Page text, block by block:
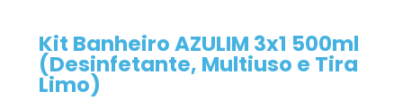
Kit Banheiro AZULIM 3x1 500ml
(Desinfetante, Multiuso e Tira
Limo)